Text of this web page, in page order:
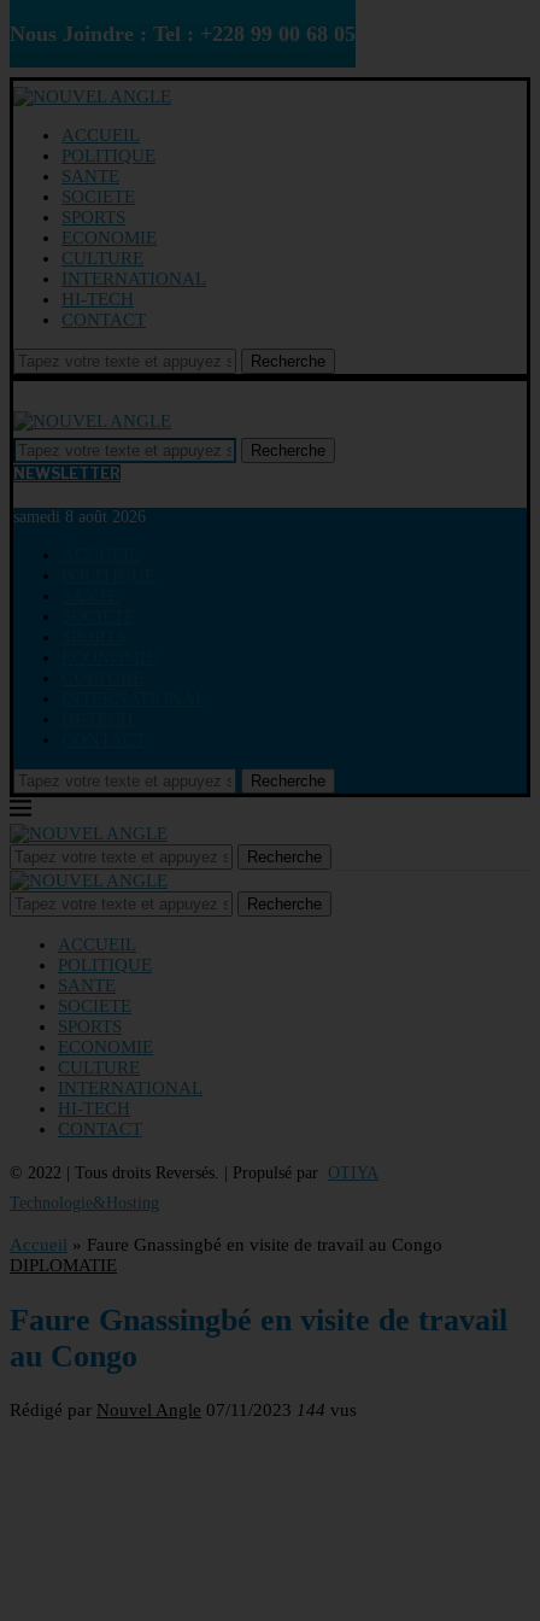
Nous Joindre : Tel : +228 99 00 68 05
ACCUEIL
POLITIQUE
SANTE
SOCIETE
SPORTS
ECONOMIE
CULTURE
INTERNATIONAL
HI-TECH
CONTACT
Recherche
Recherche
NEWSLETTER
samedi 8 août 2026
Recherche
Recherche
Recherche
ACCUEIL
POLITIQUE
SANTE
SOCIETE
SPORTS
ECONOMIE
CULTURE
INTERNATIONAL
HI-TECH
CONTACT
© 2022 | Tous droits Reversés. | Propulsé par OTIYA
Technologie&Hosting
Accueil » Faure Gnassingbé en visite de travail au Congo
DIPLOMATIE
Faure Gnassingbé en visite de travail
au Congo
Rédigé par Nouvel Angle 07/11/2023 144 vus